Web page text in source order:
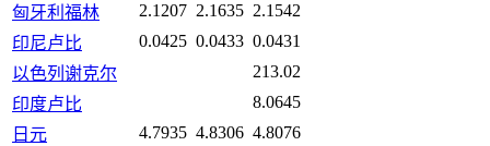
匈牙利福林
2.1207 2.1635 2.1542
印尼卢比
0.0425 0.0433 0.0431
以色列谢克尔
213.02
印度卢比
8.0645
日元
4.7935 4.8306 4.8076